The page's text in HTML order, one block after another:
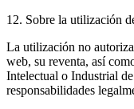
12. Sobre la utilización
La utilización no
web, su reventa, así
Intelectual o Industrial
responsabilidades